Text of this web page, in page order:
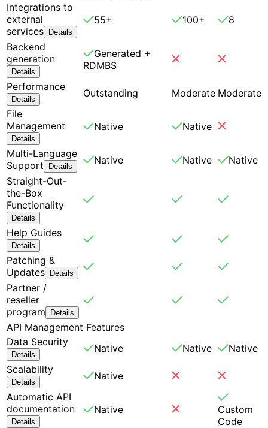
Integrations to
external
services Details
55+ 100+ 8
Backend
generation
Details
Generated +
RDMBS
Performance
Details
Outstanding Moderate Moderate
File
Management
Details
Native Native
Multi-Language
Support
Details
Native Native
Native
Straight-Out-
the-Box
Functionality
Details
Help Guides
Details
Patching &
Updates Details
Partner /
reseller
program
Details
API Management Features
Data Security
Details
Native Native
Native
Scalability
Details
Native
Automatic API
documentation
Details
Native
Custom
Code